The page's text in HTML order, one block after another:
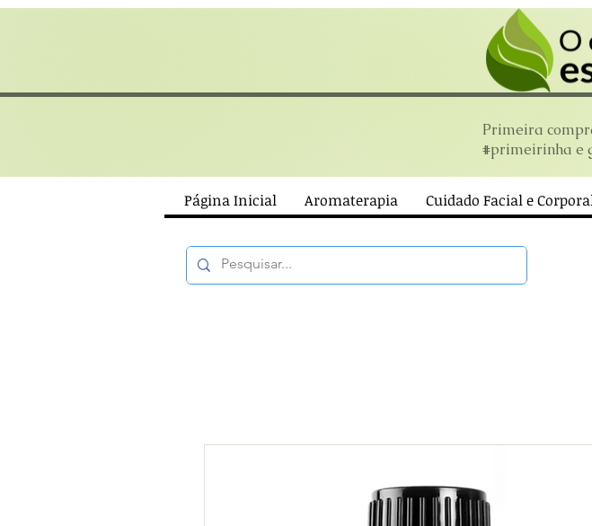
Primeira
#primeirinha e
Página Inicial Aromaterapia Cuidado Facial e